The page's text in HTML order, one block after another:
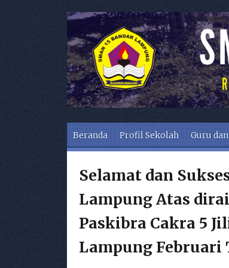
Skip to content
Beranda Profil Sekolah Guru
Selamat dan
Lampung Atas
Paskibra Cakra 5
Lampung Februari